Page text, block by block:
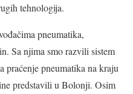
tehnologija.
pneumatika,
Sa njima smo razvili sistem
praćenje pneumatika na kraju
predstavili u Bolonji. Osim